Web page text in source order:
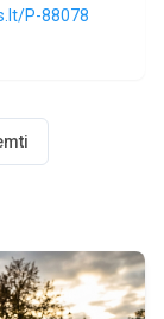
P-88078